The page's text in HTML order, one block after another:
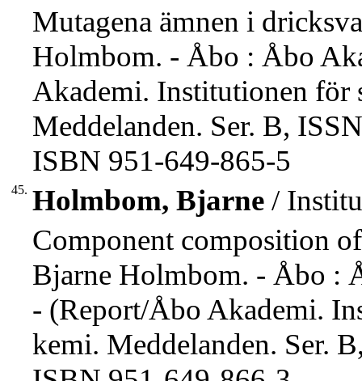
Mutagena ämnen i
Holmbom. - Åbo : Åbo
Akademi. Institutionen för
Meddelanden. Ser. B,
ISBN 951-649-865-5
45. Holmbom, Bjarne /
Component composition
Bjarne Holmbom. - Åbo :
- (Report/Åbo Akademi.
kemi. Meddelanden. Ser.